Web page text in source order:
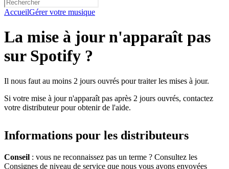
AccueilGérer votre musique
La mise à jour n'apparaît pas
sur Spotify ?
Il nous faut au moins 2 jours ouvrés pour traiter les mises à jour.
Si votre mise à jour n'apparaît pas après 2 jours ouvrés, contactez
votre distributeur pour obtenir de l'aide.
Informations pour les distributeurs
Conseil : vous ne reconnaissez pas un terme ? Consultez les
Consignes de niveau de service que nous vous avons envoyées